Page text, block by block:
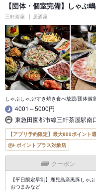
【団体・個室完備】しゃぶ
三軒茶屋 居酒屋
しゃぶしゃぶ/すき焼き食べ放題/団体個
4001～5000円
東急田園都市線三軒茶屋駅南
【アプリ予約限定】最大800ポイント
ポイントプラス対象店
クーポン
【平日限定早割】鹿児島産黒豚しゃ
おつまみなど